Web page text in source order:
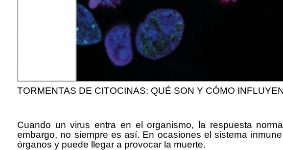
TORMENTAS DE CITOCINAS: QUÉ SON Y CÓMO
Cuando un virus entra en el organismo, la respuesta
embargo, no siempre es así. En ocasiones el sistema
órganos y puede llegar a provocar la muerte.